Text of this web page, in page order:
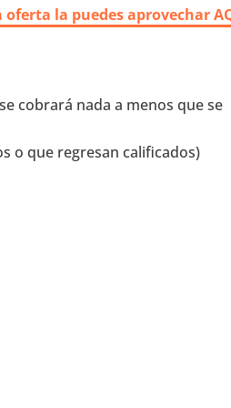
oferta la puedes aprovechar
cobrará nada a menos que se
o que regresan calificados)